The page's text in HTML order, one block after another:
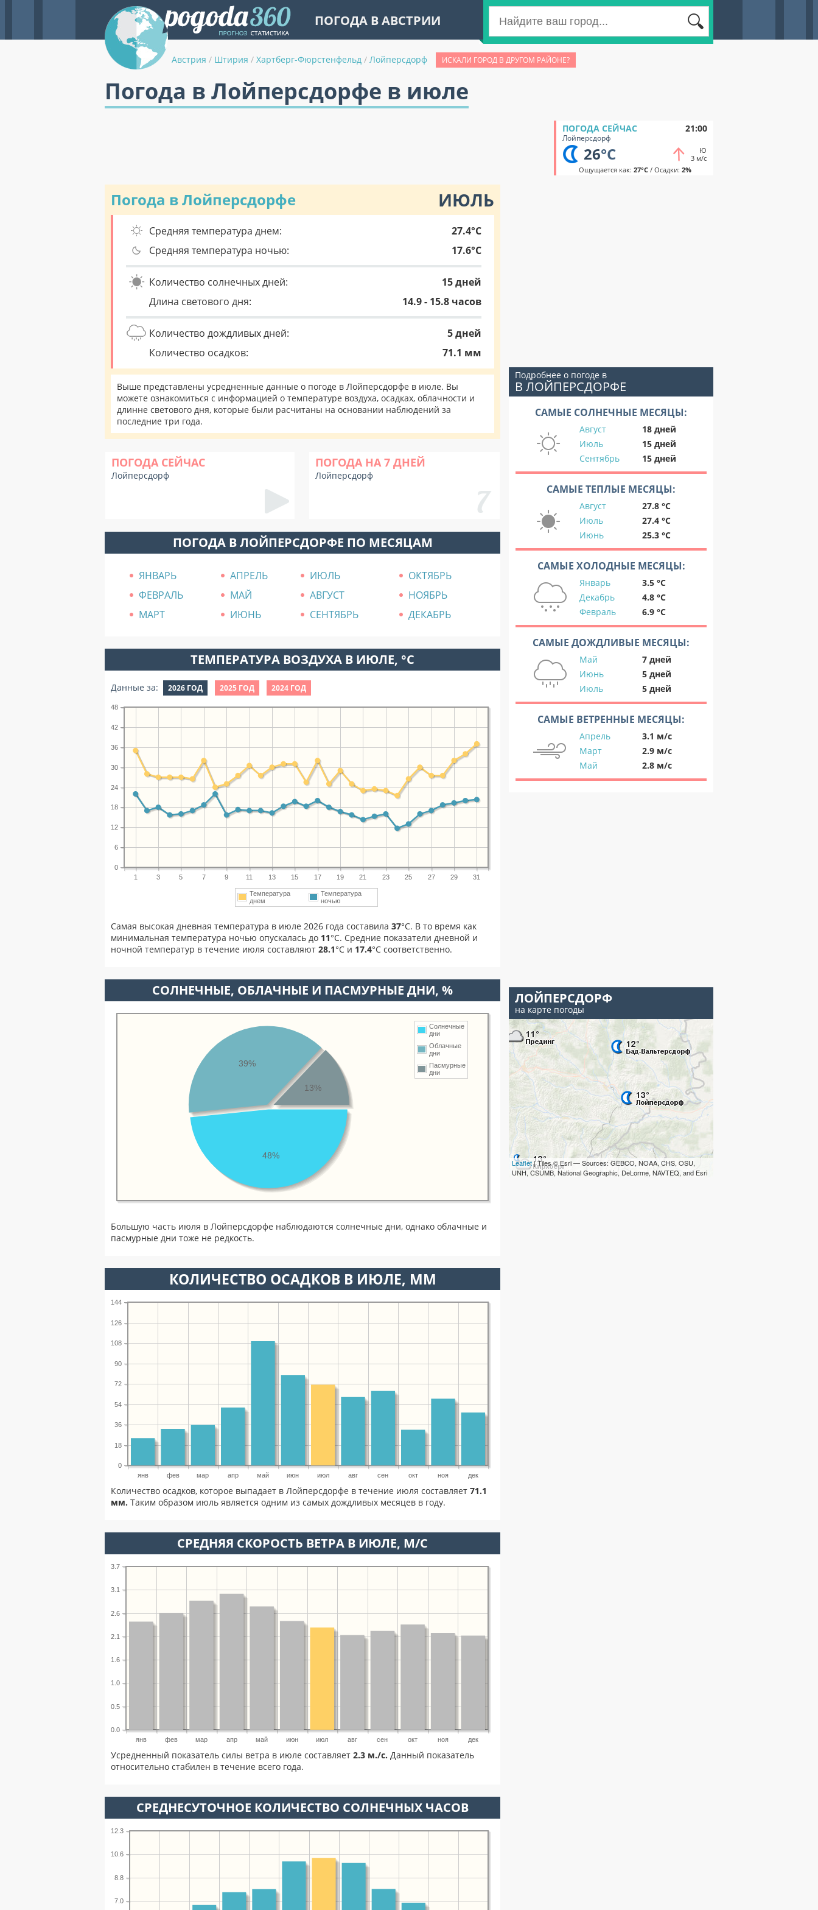
ПОГОДА В АВСТРИИ
Австрия / Штирия / Хартберг-Фюрстенфельд / Лойперсдорф ИСКАЛИ ГОРОД В ДРУГОМ РАЙОНЕ?
Погода в Лойперсдорфе в июле
ПОГОДА СЕЙЧАС 21:00
Лойперсдорф
26°C
Ю
3 м/с
Ощущается как: 27°C/ Осадки: 2%
Погода в Лойперсдорфе ИЮЛЬ
Средняя температура днем:
27.4°C
Средняя температура ночью:
17.6°C
Количество солнечных дней:
15 дней
Длина светового дня:
14.9 - 15.8 часов
Количество дождливых дней:
5 дней
Количество осадков:
71.1 мм
Выше представлены усредненные данные о погоде в Лойперсдорфе в июле. Вы
можете ознакомиться с информацией о температуре воздуха, осадках, облачности и
длинне светового дня, которые были расчитаны на основании наблюдений за
последние три года.
ПОГОДА СЕЙЧАС
Лойперсдорф
ПОГОДА НА 7 ДНЕЙ
Лойперсдорф
ПОГОДА В ЛОЙПЕРСДОРФЕ ПО МЕСЯЦАМ
ЯНВАРЬ АПРЕЛЬ ИЮЛЬ
ОКТЯБРЬ
ФЕВРАЛЬ
МАЙ АВГУСТ
НОЯБРЬ
МАРТ
ИЮНЬ СЕНТЯБРЬ ДЕКАБРЬ
ТЕМПЕРАТУРА ВОЗДУХА В ИЮЛЕ, °C
Данные за: 2026 ГОД 2025 ГОД 2024 ГОД
1 3 5 7 9 11 13 15 17 19 21 23 25 27 29 31
0
6
12
18
24
30
36
42
48
Температура
днем
Температура
ночью
Самая высокая дневная температура в июле 2026 года составила 37°С. В то время как
минимальная температура ночью опускалась до 11°C. Средние показатели дневной и
ночной температур в течение июля составляют 28.1°С и 17.4°С соответственно.
CОЛНЕЧНЫЕ, ОБЛАЧНЫЕ И ПАСМУРНЫЕ ДНИ, %
Солнечные
дни
Облачные
дни
Пасмурные
дни
48%
39%
13%
Большую часть июля в Лойперсдорфе наблюдаются солнечные дни, однако облачные и
пасмурные дни тоже не редкость.
КОЛИЧЕСТВО ОСАДКОВ В ИЮЛЕ, ММ
янв фев мар апр май июн июл авг сен окт ноя дек
0
18
36
54
72
90
108
126
144
Количество осадков, которое выпадает в Лойперсдорфе в течение июля составляет 71.1
мм. Таким образом июль является одним из самых дождливых месяцев в году.
СРЕДНЯЯ СКОРОСТЬ ВЕТРА В ИЮЛЕ, М/С
янв фев мар апр май июн июл авг сен окт ноя дек
0.0
0.5
1.0
1.6
2.1
2.6
3.1
3.7
Усредненный показатель силы ветра в июле составляет 2.3 м./с. Данный показатель
относительно стабилен в течение всего года.
СРЕДНЕСУТОЧНОЕ КОЛИЧЕСТВО СОЛНЕЧНЫХ ЧАСОВ
7.0
8.8
10.6
12.3
Подробнее о погоде в
В ЛОЙПЕРСДОРФЕ
САМЫЕ СОЛНЕЧНЫЕ МЕСЯЦЫ:
Август
18 дней
Июль
15 дней
Сентябрь
15 дней
САМЫЕ ТЕПЛЫЕ МЕСЯЦЫ:
Август
27.8 °C
Июль
27.4 °C
Июнь
25.3 °C
САМЫЕ ХОЛОДНЫЕ МЕСЯЦЫ:
Январь
3.5 °C
Декабрь
4.8 °C
Февраль
6.9 °C
САМЫЕ ДОЖДЛИВЫЕ МЕСЯЦЫ:
Май
7 дней
Июнь
5 дней
Июль
5 дней
САМЫЕ ВЕТРЕННЫЕ МЕСЯЦЫ:
Апрель
3.1 м/с
Март
2.9 м/с
Май
2.8 м/с
ЛОЙПЕРСДОРФ
на карте погоды
Leaflet| Tiles © Esri — Sources: GEBCO, NOAA, CHS, OSU,
UNH, CSUMB, National Geographic, DeLorme, NAVTEQ, and Esri